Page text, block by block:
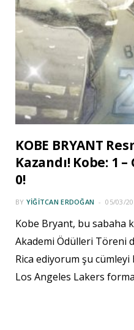
KOBE BRYANT
Kazandı! Kobe: 1
0!
BY YIĞITCAN ERDOĞAN 05/03/
Kobe Bryant, bu sabaha
Akademi Ödülleri Töreni
Rica ediyorum şu
Los Angeles Lakers